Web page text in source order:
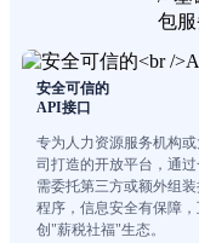
安全可信的
API接口
专为人力资源服务机构或
司打造的开放平台，通过
需委托第三方或额外组装
程序，信息安全有保障，
创"薪税社福"生态。